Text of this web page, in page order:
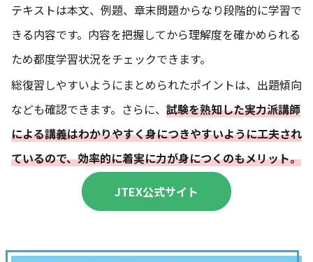
テキストは本文、例題、章末問題からなり段階的に学習で
きる内容です。内容を把握してから理解度を確かめられる
ため都度学習状況をチェックできます。
総復習しやすいようにまとめられたポイントは、出題傾向
なども確認できます。さらに、 試験を熟知した実力派講師
による講義はわかりやすく身につきやすいように工夫され
ているので、効率的に着実に力が身につくのもメリット。
JTEX公式サイト